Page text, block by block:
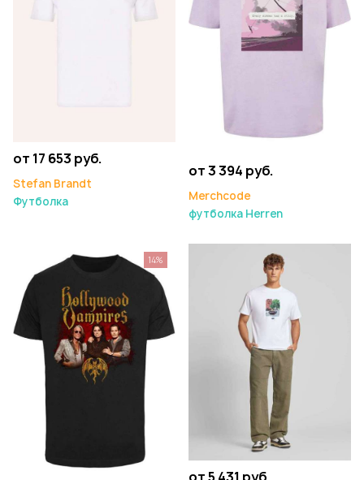
от 17 653 руб.
Stefan Brandt
Футболка
от 3 394 руб.
Merchcode
футболка Herren
14%